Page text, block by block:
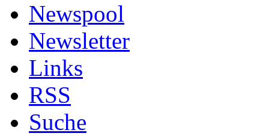
Newspool
Newsletter
Links
RSS
Suche